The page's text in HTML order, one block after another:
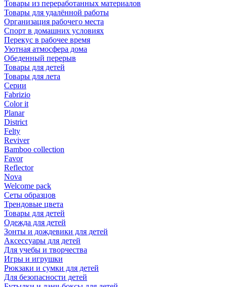
Товары из переработанных материалов
Товары для удалённой работы
Организация рабочего места
Спорт в домашних условиях
Перекус в рабочее время
Уютная атмосфера дома
Обеденный перерыв
Товары для детей
Товары для лета
Серии
Fabrizio
Color it
Planar
District
Felty
Reviver
Bamboo collection
Favor
Reflector
Nova
Welcome pack
Сеты образцов
Трендовые цвета
Товары для детей
Одежда для детей
Зонты и дождевики для детей
Аксессуары для детей
Для учебы и творчества
Игры и игрушки
Рюкзаки и сумки для детей
Для безопасности детей